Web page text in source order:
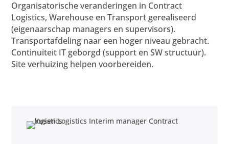
Organisatorische veranderingen in Contract
Logistics, Warehouse en Transport gerealiseerd
(eigenaarschap managers en supervisors).
Transportafdeling naar een hoger niveau gebracht.
Continuïteit IT geborgd (support en SW structuur).
Site verhuizing helpen voorbereiden.